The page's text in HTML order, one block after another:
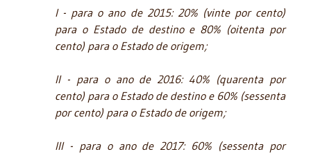
I - para o ano de 2015: 20% (vinte por cento)
para o Estado de destino e 80% (oitenta por
cento) para o Estado de origem;
II - para o ano de 2016: 40% (quarenta por
cento) para o Estado de destino e 60% (sessenta
por cento) para o Estado de origem;
III - para o ano de 2017: 60% (sessenta por